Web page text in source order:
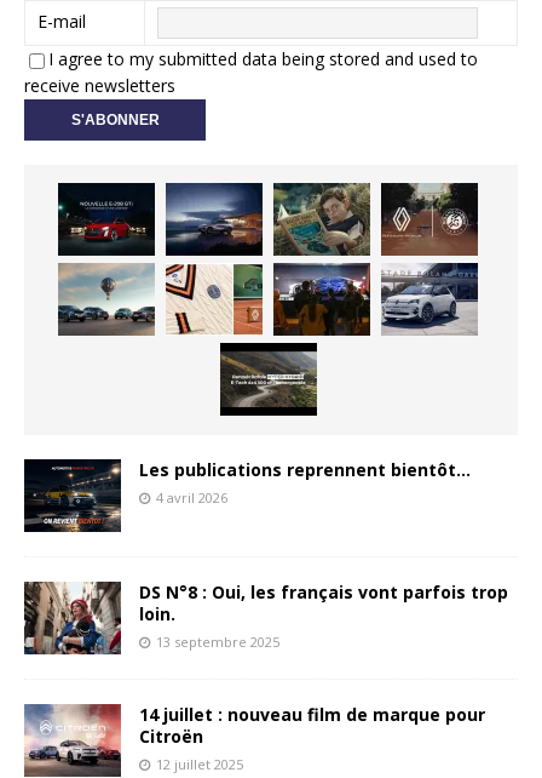
E-mail
I agree to my submitted data being stored and used to
receive newsletters
Les publications reprennent bientôt…
4 avril 2026
DS N°8 : Oui, les français vont parfois trop
loin.
13 septembre 2025
14 juillet : nouveau film de marque pour
Citroën
12 juillet 2025